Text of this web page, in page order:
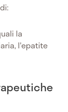
la
l'epatite